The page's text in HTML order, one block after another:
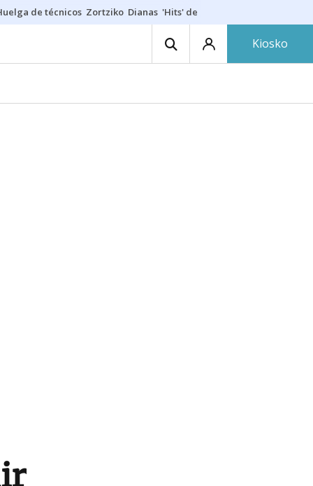
de técnicos Zortziko Dianas 'Hits' de las txarangas
Kiosko